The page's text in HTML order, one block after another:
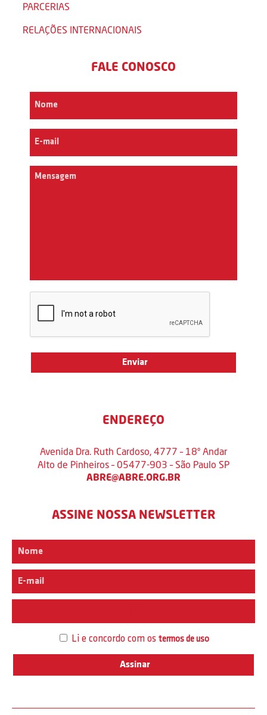
PARCERIAS
RELAÇÕES INTERNACIONAIS
FALE CONOSCO
ENDEREÇO
Avenida Dra. Ruth Cardoso, 4777 – 18º Andar
Alto de Pinheiros – 05477-903 – São Paulo SP
ABRE@ABRE.ORG.BR
ASSINE NOSSA NEWSLETTER
Li e concordo com os termos de uso